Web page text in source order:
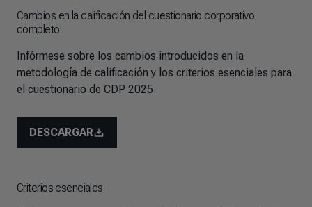
Cambios en la calificación del cuestionario corporativo
completo
Infórmese sobre los cambios introducidos en la
metodología de calificación y los criterios esenciales para
el cuestionario de CDP 2025.
DESCARGAR
Criterios esenciales